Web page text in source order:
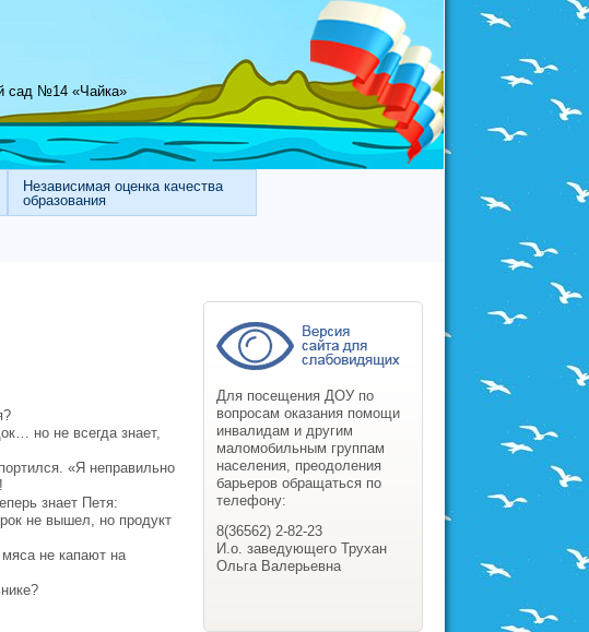
сад №14 «Чайка»
Независимая оценка качества
образования
но не всегда знает,
«Я неправильно
знает Петя:
не вышел, но продукт
не капают на
Для посещения ДОУ по
вопросам оказания помощи
инвалидам и другим
маломобильным группам
населения, преодоления
барьеров обращаться по
телефону:
8(36562) 2-82-23
И.о. заведующего Трухан
Ольга Валерьевна